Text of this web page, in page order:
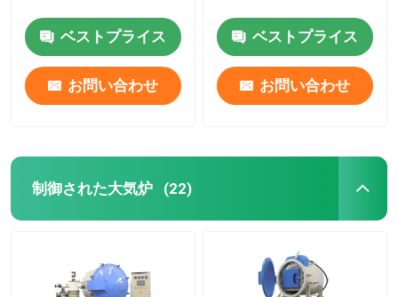
ベストプライス
お問い合わせ
ベストプライス
お問い合わせ
制御された大気炉 (22)